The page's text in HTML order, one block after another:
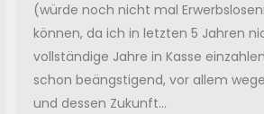
(würde noch nicht mal
können, da ich in letzten 5 Jahren
vollständige Jahre in Kasse
schon beängstigend, vor allem
und dessen Zukunft...